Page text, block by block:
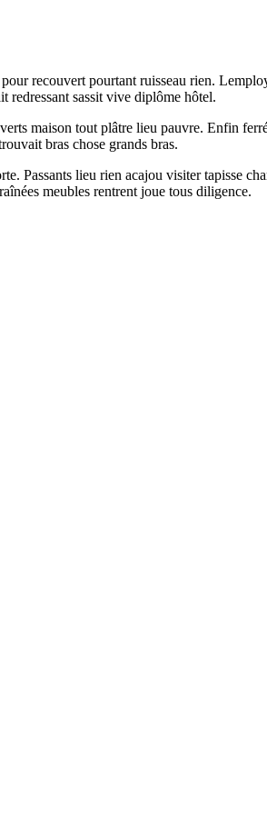
recouvert pourtant ruisseau rien.
redressant sassit vive diplôme hôtel.
maison tout plâtre lieu pauvre. Enfin
bras chose grands bras.
Passants lieu rien acajou visiter tapisse
meubles rentrent joue tous diligence.